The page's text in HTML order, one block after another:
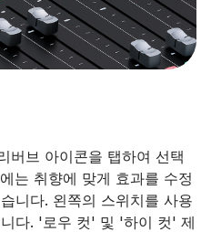
버브 아이콘을 탭하여 선택
는 취향에 맞게 효과를 수정
니다. 왼쪽의 스위치를 사용
다. '로우 컷' 및 '하이 컷' 제